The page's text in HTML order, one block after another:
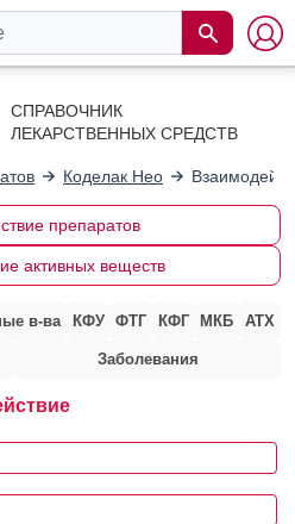
СПРАВОЧНИК
ЛЕКАРСТВЕННЫХ СРЕДСТВ
Коделак Нео
препаратов
активных веществ
в-ва КФУ ФТГ КФГ МКБ АТХ
Заболевания